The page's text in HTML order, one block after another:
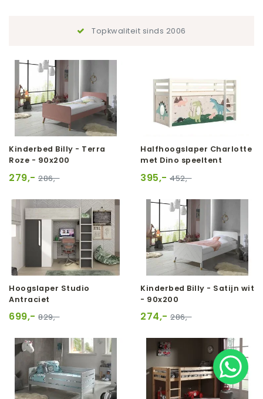
Topkwaliteit sinds 2006
Kinderbed Billy - Terra
Roze - 90x200
279,- 286,-
Halfhoogslaper Charlotte
met Dino speeltent
395,- 452,-
Hoogslaper Studio
Antraciet
699,- 829,-
Kinderbed Billy - Satijn wit
- 90x200
274,- 286,-